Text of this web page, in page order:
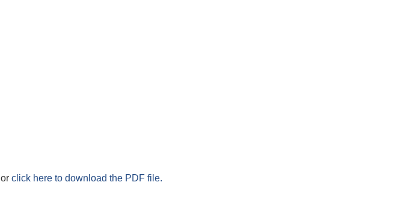
or click here to download the PDF file.